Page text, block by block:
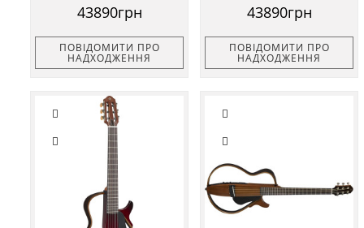
43890грн
ПОВІДОМИТИ ПРО
НАДХОДЖЕННЯ
43890грн
ПОВІДОМИТИ ПРО
НАДХОДЖЕННЯ